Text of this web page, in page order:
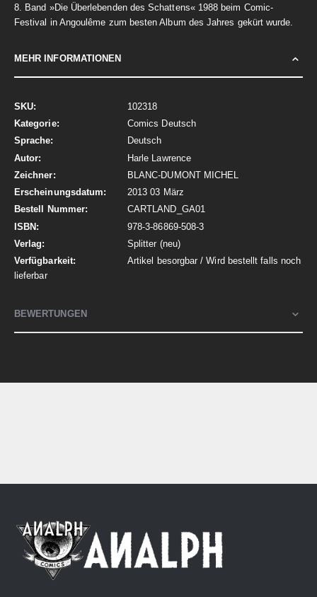
8. Band »Die Überlebenden des Schattens« 1988 beim Comic-
Festival in Angoulême zum besten Album des Jahres gekürt wurde.
MEHR INFORMATIONEN
Mehr
Informationen
102318
Comics Deutsch
Deutsch
Harle Lawrence
BLANC-DUMONT MICHEL
2013 03 März
CARTLAND_GA01
978-3-86869-508-3
Splitter (neu)
Artikel besorgbar / Wird bestellt falls noch
lieferbar
BEWERTUNGEN